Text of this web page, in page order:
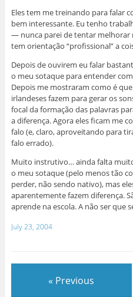
Eles tem me treinando para falar
bem interessante. Eu tenho
— nunca parei de tentar
tem orientação “profissional” a
Depois de ouvirem eu falar
o meu sotaque para entender
Depois me mostraram como é
irlandeses fazem para gerar os
focal da formação das palavras
a diferença. Agora eles ficam me
falo (e, claro, aproveitando para
falo errado).
Muito instrutivo… ainda falta
o meu sotaque (pelo menos tão
perder, não sendo nativo), mas
aparentemente fazem diferença.
aprende na escola. A não ser que
July 23, 2004
« Previous